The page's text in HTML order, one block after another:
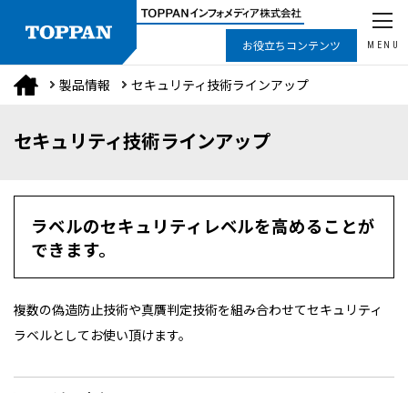
お役立ちコンテンツ MENU
製品情報 セキュリティ技術ラインアップ
セキュリティ技術ラインアップ
ラベルのセキュリティレベルを高めることが
できます。
複数の偽造防止技術や真贋判定技術を組み合わせてセキュリティ
ラベルとしてお使い頂けます。